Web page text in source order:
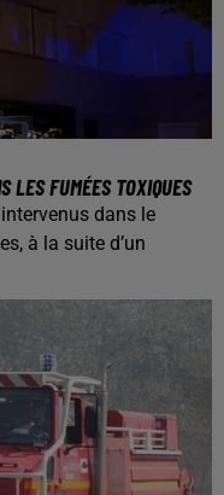
LES FUMÉES TOXIQUES
dans le
à la suite d’un